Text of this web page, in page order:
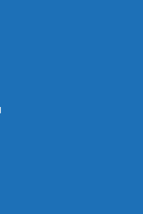
piyasadaki en son
setlerine kadar
bulabilirsiniz.
satış ve alımı